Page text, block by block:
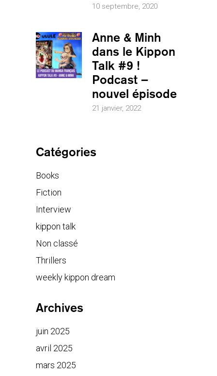
10 septembre, 2020
Anne & Minh
dans le Kippon
Talk #9 !
Podcast –
nouvel épisode
21 janvier, 2022
Catégories
Books
Fiction
Interview
kippon talk
Non classé
Thrillers
weekly kippon dream
Archives
juin 2025
avril 2025
mars 2025